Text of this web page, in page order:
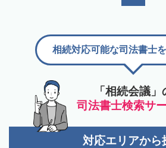
「相続会議」
司法書士検索サ
相続対応可能な司法書士
対応エリアから